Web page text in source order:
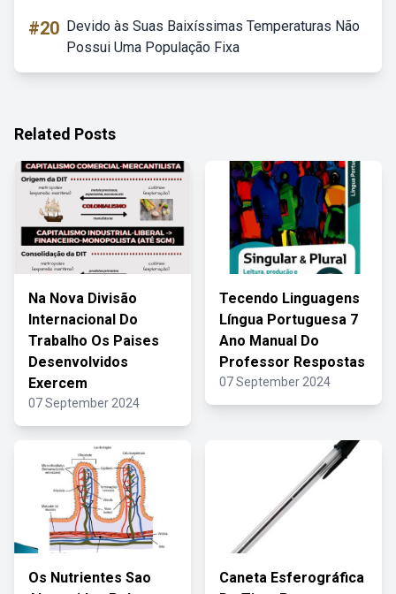
#20 Devido às Suas Baixíssimas Temperaturas Não
Possui Uma População Fixa
Related Posts
Na Nova Divisão
Internacional Do
Trabalho Os Paises
Desenvolvidos
Exercem
07 September 2024
Tecendo Linguagens
Língua Portuguesa 7
Ano Manual Do
Professor Respostas
07 September 2024
Os Nutrientes Sao
Caneta Esferográfica